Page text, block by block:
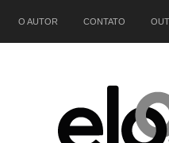
O AUTOR CONTATO Início